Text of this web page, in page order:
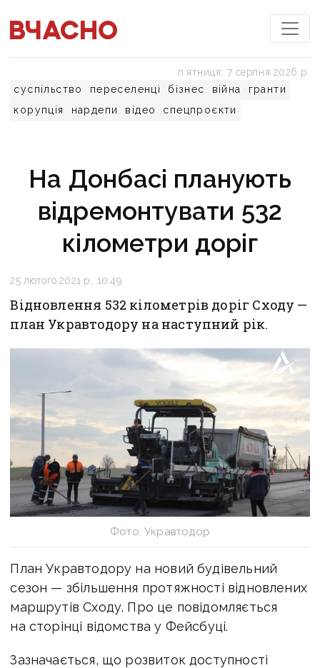
суспільство переселенці бізнес війна
гранти
корупція
нардепи відео спецпроєкти
пʼятниця, 7 серпня 2026 р.
На Донбасі планують
відремонтувати 532
кілометри доріг
25 лютого 2021 р., 10:49
Відновлення 532 кілометрів доріг Сходу —
план Укравтодору на наступний рік.
Фото: Укравтодор
План Укравтодору на новий будівельний
сезон — збільшення протяжності відновлених
маршрутів Сходу. Про це повідомляється
на сторінці відомства у Фейсбуці.
Зазначається, що розвиток доступності